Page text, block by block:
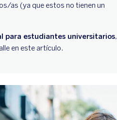
as (ya que estos no tienen un
para estudiantes universitarios,
en este artículo.